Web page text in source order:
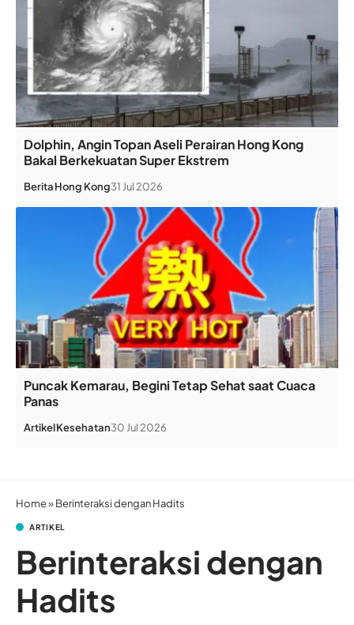
Dolphin, Angin Topan Aseli Perairan Hong Kong
Bakal Berkekuatan Super Ekstrem
BeritaHong Kong31 Jul 2026
Puncak Kemarau, Begini Tetap Sehat saat Cuaca
Panas
ArtikelKesehatan30 Jul 2026
Home»Berinteraksi dengan Hadits
ARTIKEL
Berinteraksi dengan
Hadits